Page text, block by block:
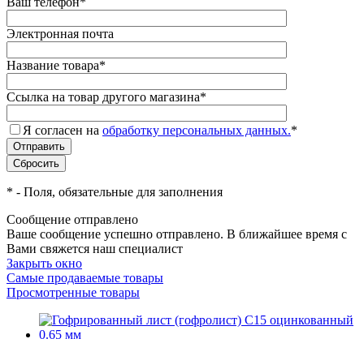
Электронная почта
Название товара*
Ссылка на товар другого магазина*
Я согласен на обработку персональных данных.*
* - Поля, обязательные для заполнения
Сообщение отправлено
Ваше сообщение успешно отправлено. В ближайшее время с
Вами свяжется наш специалист
Закрыть окно
Самые продаваемые товары
Просмотренные товары